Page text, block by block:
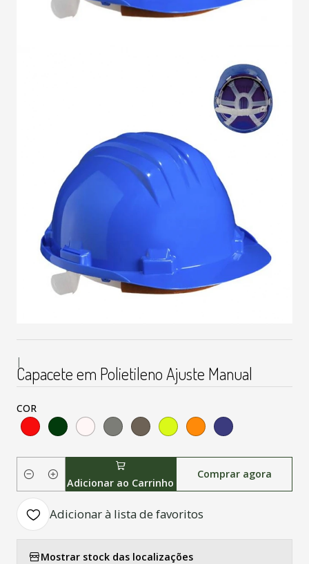
|
Capacete em Polietileno Ajuste Manual
COR
QuantidadeAdicionar ao Carrinho
Comprar agora
Adicionar à lista de favoritos
Mostrar stock das localizações